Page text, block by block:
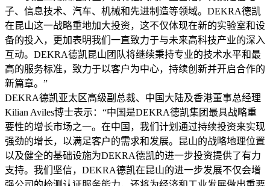
子、信息技术、汽车、机械和先进制造等领域。DEKRA德凯
在昆山这一战略重地加大投资，这不仅体现在新的实验室和设
备的投入，更加表明我们一直致力于与未来高科技产业的深入
互动。DEKRA德凯昆山团队将继续秉持专业的技术水平和最
高的服务标准，致力于以客户为中心，持续创新并开启合作的
新篇章。”
DEKRA德凯亚太区高级副总裁、中国大陆及香港董事总经理
Kilian Aviles博士表示：“中国是DEKRA德凯集团最具战略重
要性的增长市场之一。在中国，我们计划通过持续投资来实现
强劲的增长，以满足客户的需求和发展。昆山的战略地理位置
以及健全的基础设施为DEKRA德凯的进一步投资提供了有力
支持。我们坚信，DEKRA德凯在昆山的进一步发展不仅会增